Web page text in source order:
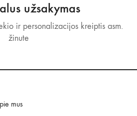
užsakymas
ir personalizacijos kreiptis asm.
žinute
mus